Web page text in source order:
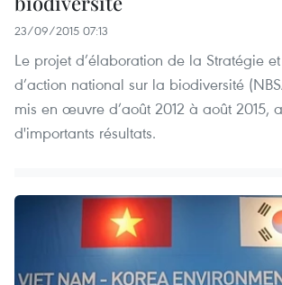
23/09/2015 07:13
Le projet d’élaboration de la Stratégie
d’action national sur la biodiversité
mis en œuvre d’août 2012 à août 2015,
d'importants résultats.